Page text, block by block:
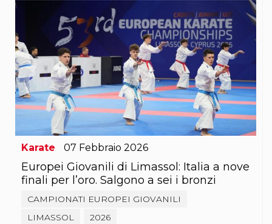
Aikido
Ju Jitsu
Sumo
Capoeira
Grappling
BJJ
Pancrazio/Pankration
S'istrumpa
News
Calendario Attività
Difesa Personale MGA
La disciplina
News
Merchandising
Mappa del sito
Cerca
Contatti
Karate 07 Febbraio 2026
Europei Giovanili di Limassol: Italia a nove
finali per l’oro. Salgono a sei i bronzi
CAMPIONATI EUROPEI GIOVANILI
LIMASSOL
2026